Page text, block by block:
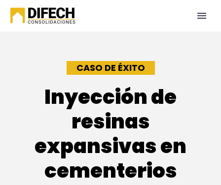
CASO DE ÉXITO
Inyección de
resinas
expansivas en
cementerios